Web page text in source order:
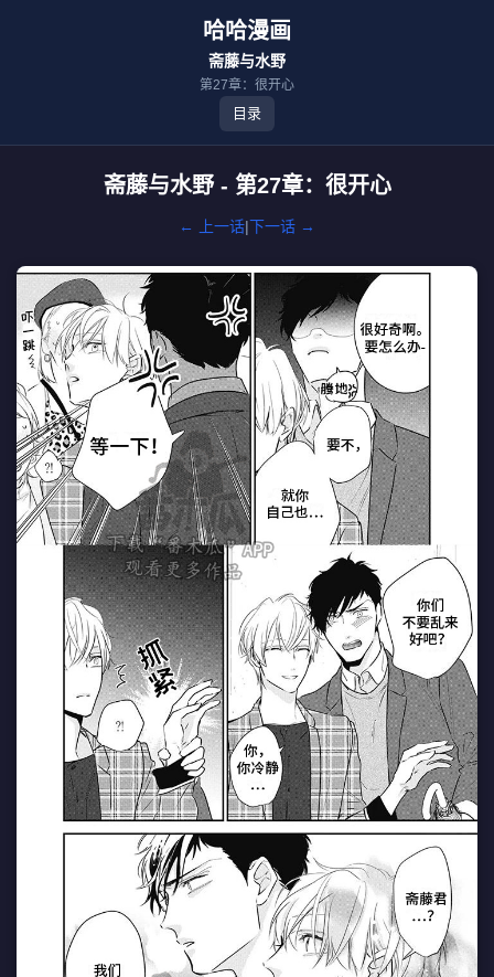
哈哈漫画
斋藤与水野
第27章：很开心
目录
斋藤与水野 - 第27章：很开心
← 上一话|下一话 →